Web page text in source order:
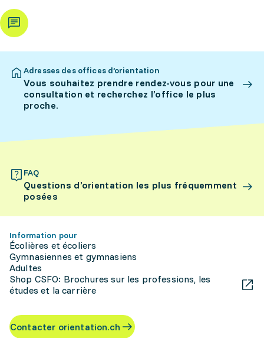
Adresses des offices d’orientation
Vous souhaitez prendre rendez-vous pour une
consultation et recherchez l’office le plus
proche.
FAQ
Questions d’orientation les plus fréquemment
posées
Information pour
Écolières et écoliers
Gymnasiennes et gymnasiens
Adultes
Shop CSFO: Brochures sur les professions, les
études et la carrière
Contacter orientation.ch